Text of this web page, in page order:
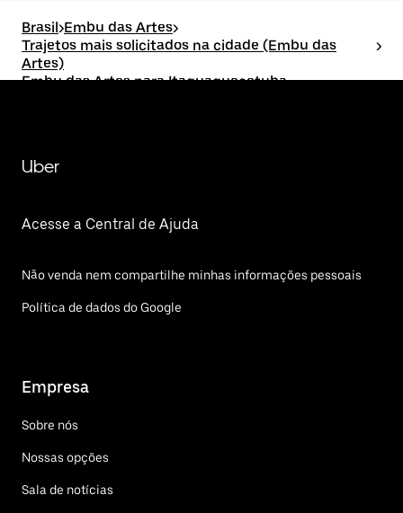
Brasil>Embu das Artes>
Trajetos mais solicitados na cidade (Embu das
Artes)
>
Embu das Artes para Itaquaquecetuba
Uber
Acesse a Central de Ajuda
Não venda nem compartilhe minhas informações pessoais
Política de dados do Google
Empresa
Sobre nós
Nossas opções
Sala de notícias